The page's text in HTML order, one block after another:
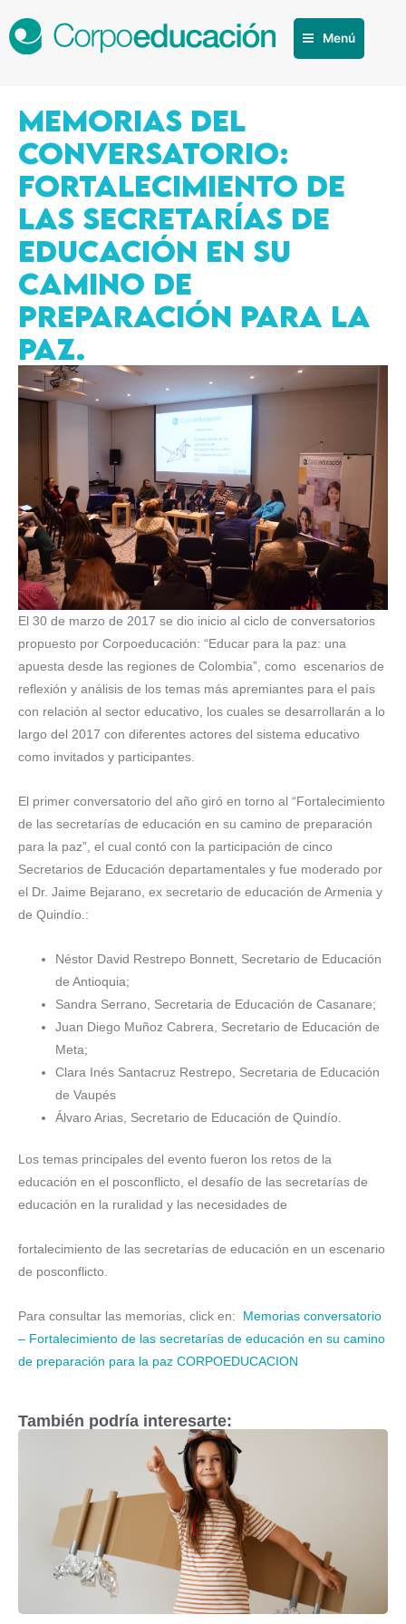
Menú
MEMORIAS DEL
CONVERSATORIO:
FORTALECIMIENTO DE
LAS SECRETARÍAS DE
EDUCACIÓN EN SU
CAMINO DE
PREPARACIÓN PARA LA
PAZ.
El 30 de marzo de 2017 se dio inicio al ciclo de conversatorios
propuesto por Corpoeducación: “Educar para la paz: una
apuesta desde las regiones de Colombia”, como escenarios de
reflexión y análisis de los temas más apremiantes para el país
con relación al sector educativo, los cuales se desarrollarán a lo
largo del 2017 con diferentes actores del sistema educativo
como invitados y participantes.
El primer conversatorio del año giró en torno al “Fortalecimiento
de las secretarías de educación en su camino de preparación
para la paz”, el cual contó con la participación de cinco
Secretarios de Educación departamentales y fue moderado por
el Dr. Jaime Bejarano, ex secretario de educación de Armenia y
de Quindío.:
Néstor David Restrepo Bonnett, Secretario de Educación
de Antioquia;
Sandra Serrano, Secretaria de Educación de Casanare;
Juan Diego Muñoz Cabrera, Secretario de Educación de
Meta;
Clara Inés Santacruz Restrepo, Secretaria de Educación
de Vaupés
Álvaro Arias, Secretario de Educación de Quindío.
Los temas principales del evento fueron los retos de la
educación en el posconflicto, el desafío de las secretarías de
educación en la ruralidad y las necesidades de
fortalecimiento de las secretarías de educación en un escenario
de posconflicto.
Para consultar las memorias, click en: Memorias conversatorio
– Fortalecimiento de las secretarías de educación en su camino
de preparación para la paz CORPOEDUCACION
También podría interesarte: